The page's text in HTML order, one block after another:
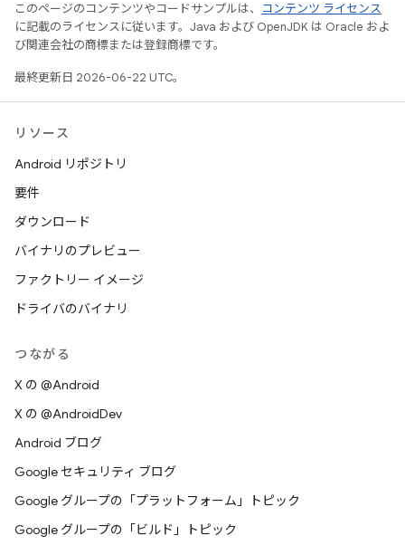
このページのコンテンツやコードサンプルは、
コンテンツ ライセンス
に記載のライセンスに従います。Java および OpenJDK は Oracle およ
び関連会社の商標または登録商標です。
最終更新日 2026-06-22 UTC。
リソース
Android リポジトリ
要件
ダウンロード
バイナリのプレビュー
ファクトリー イメージ
ドライバのバイナリ
つながる
X の @Android
X の @AndroidDev
Android ブログ
Google セキュリティ ブログ
Google グループの「プラットフォーム」トピック
Google グループの「ビルド」トピック